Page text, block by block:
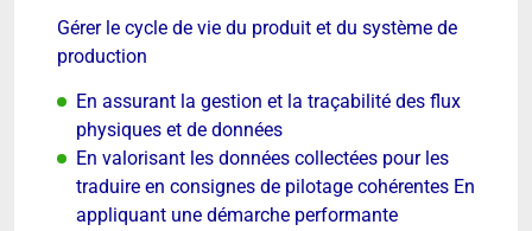
Gérer le cycle de vie du produit et du système de
production
En assurant la gestion et la traçabilité des flux
physiques et de données
En valorisant les données collectées pour les
traduire en consignes de pilotage cohérentes En
appliquant une démarche performante